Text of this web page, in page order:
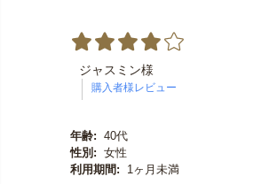
ジャスミン様
年齢: 40代
性別: 女性
利用期間:
1ヶ月未満